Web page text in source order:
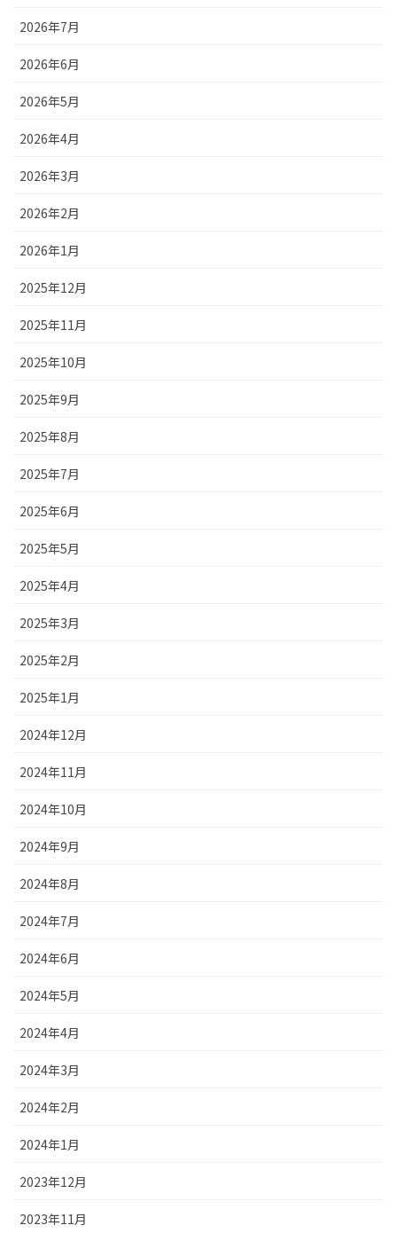
2026年7月
2026年6月
2026年5月
2026年4月
2026年3月
2026年2月
2026年1月
2025年12月
2025年11月
2025年10月
2025年9月
2025年8月
2025年7月
2025年6月
2025年5月
2025年4月
2025年3月
2025年2月
2025年1月
2024年12月
2024年11月
2024年10月
2024年9月
2024年8月
2024年7月
2024年6月
2024年5月
2024年4月
2024年3月
2024年2月
2024年1月
2023年12月
2023年11月